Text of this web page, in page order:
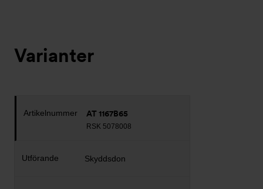
Varianter
AT 1167B65
RSK 5078008
Skyddsdon